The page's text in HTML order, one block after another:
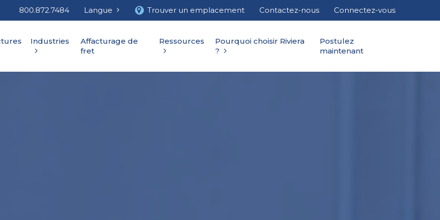
800.872.7484 Langue Trouver un emplacement Contactez-nous Connectez-vous
Industries
Affacturage de
fret
Ressources
Pourquoi choisir Riviera
?
Postulez
maintenant